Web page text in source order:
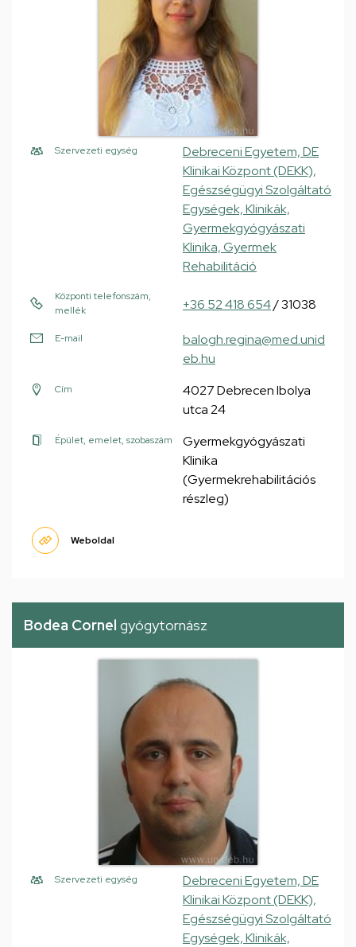
Szervezeti egység
Debreceni Egyetem, DE
Klinikai Központ (DEKK),
Egészségügyi Szolgáltató
Egységek, Klinikák,
Gyermekgyógyászati
Klinika, Gyermek
Rehabilitáció
Központi telefonszám,
mellék
+36 52 418 654/ 31038
E-mail
balogh.regina@med.unid
eb.hu
Cím
4027 Debrecen Ibolya
utca 24
Épület, emelet, szobaszám
Gyermekgyógyászati
Klinika
(Gyermekrehabilitációs
részleg)
Weboldal
Bodea Cornel gyógytornász
Szervezeti egység
Debreceni Egyetem, DE
Klinikai Központ (DEKK),
Egészségügyi Szolgáltató
Egységek, Klinikák,